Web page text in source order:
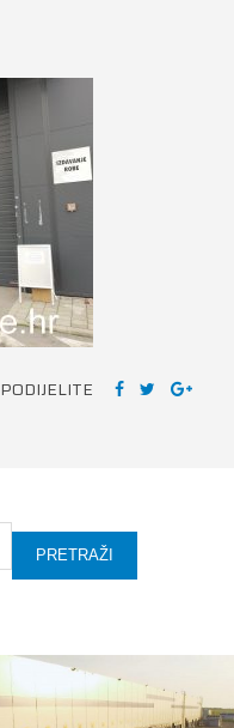
PODIJELITE